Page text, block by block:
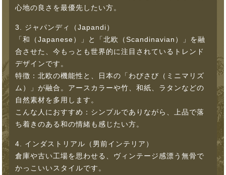
心地の良さを最優先したい方。
3. ジャパンディ（Japandi）
「和（Japanese）」と「北欧（Scandinavian）」を融
合させた、今もっとも世界的に注目されているトレンド
デザインです。
特徴：北欧の機能性と、日本の「わびさび（ミニマリズ
ム）」が融合。アースカラーや竹、和紙、ラタンなどの
自然素材を多用します。
こんな人におすすめ：シンプルでありながら、上品で落
ち着きのある和の情緒も感じたい方。
4. インダストリアル（男前インテリア）
倉庫や古い工場を思わせる、ヴィンテージ感漂う無骨で
かっこいいスタイルです。